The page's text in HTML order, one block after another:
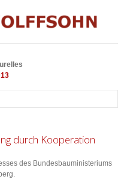
durch Kooperation
des Bundesbauministeriums